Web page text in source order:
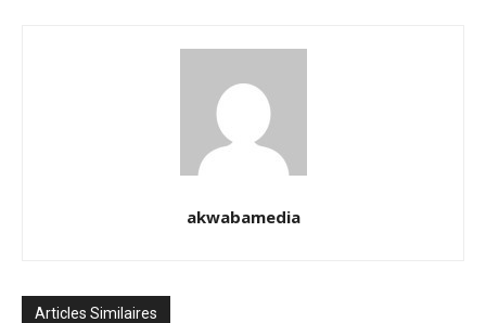
akwabamedia
Articles Similaires